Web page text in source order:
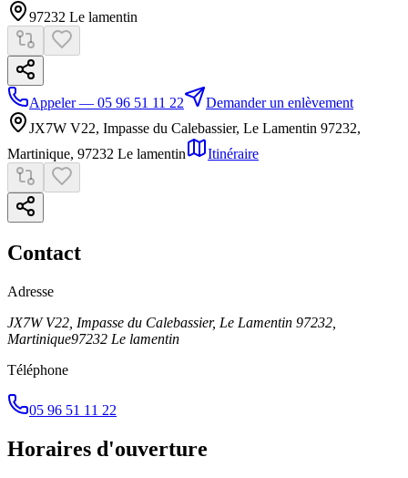
97232 Le lamentin
Appeler — 05 96 51 11 22
Demander un enlèvement
JX7W V22, Impasse du Calebassier, Le Lamentin 97232,
Martinique, 97232 Le lamentin Itinéraire
Contact
Adresse
JX7W V22, Impasse du Calebassier, Le Lamentin 97232,
Martinique97232 Le lamentin
Téléphone
05 96 51 11 22
Horaires d'ouverture